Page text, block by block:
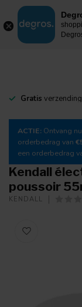
MENU
Gratis
ACTIE: Ontvang
orderbedrag van
een orderbedrag
Kendall
poussoir
KENDALL